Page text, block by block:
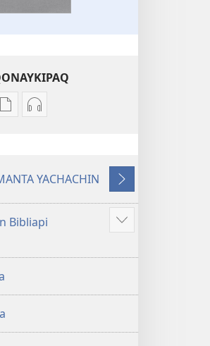
Kaypi
Pacha
Kaypin
Mosoq
Biblia
YACHACHIN
Qatimuq
Bibliapi
Mostrar